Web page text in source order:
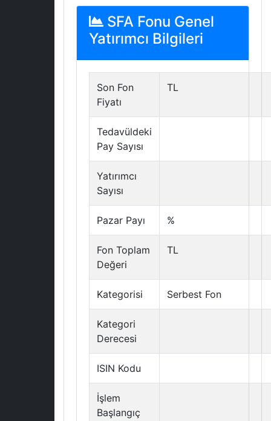
SFA Fonu Genel
Yatırımcı Bilgileri
Son Fon
Fiyatı
TL
Tedavüldeki
Pay Sayısı
Yatırımcı
Sayısı
Pazar Payı %
Fon Toplam
Değeri
TL
Kategorisi Serbest Fon
Kategori
Derecesi
ISIN Kodu
İşlem
Başlangıç